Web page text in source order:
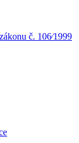
č. 106⁄1999